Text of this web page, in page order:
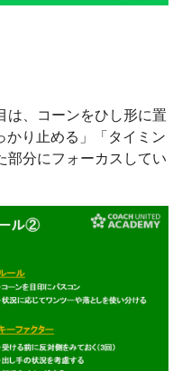
は、コーンをひし形に置
かり止める」「タイミン
部分にフォーカスしてい